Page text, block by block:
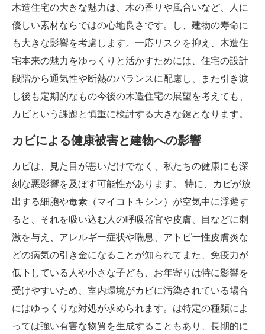
木造住宅の大きな魅力は、木の香りや風合いなど、人に
優しい素材ならではの心地良さです。し、建物の寿命に
も大きな影響を考慮します。一応リスクを抑え、木造住
宅本来の魅力をゆっくりと活かすためには、住宅の設計
段階から通気性や断熱のバランスに配慮し、また引き渡
し後も定期的なもの今後の木造住宅の展望を考えても、
カビという課題と慎重に検討する大きな鍵となります。
カビによる健康被害と建物への影響
カビは、見た目が悪いだけでなく、私たちの健康にも深
刻な悪影響を及ぼす可能性があります。 特に、カビが放
出する細胞や毒素（マイコトキシン）が空気中に浮遊す
ると、それを吸い込む人の呼吸器官や皮膚、目などに刺
激を与え、アレルギー症状や喘息、アトピー性皮膚炎な
どの病気の引き金になることが知られてまた、免疫力が
低下している人や小さな子ども、お年寄りは特に影響を
受けやすいため、室内環境がカビに汚染されている場合
にはゆっくりな対処が求められます。は特定の種類によ
っては強い有害な物質を生成することもあり、長期的に